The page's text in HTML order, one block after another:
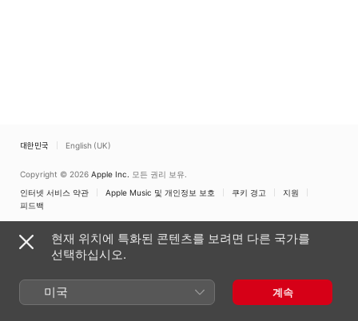
대한민국 English (UK)
Copyright © 2026 Apple Inc. 모든 권리 보유.
인터넷 서비스 약관
Apple Music 및 개인정보 보호 쿠키 경고
지원
피드백
현재 위치에 특화된 콘텐츠를 보려면 다른 국가를
선택하십시오.
미국 계속